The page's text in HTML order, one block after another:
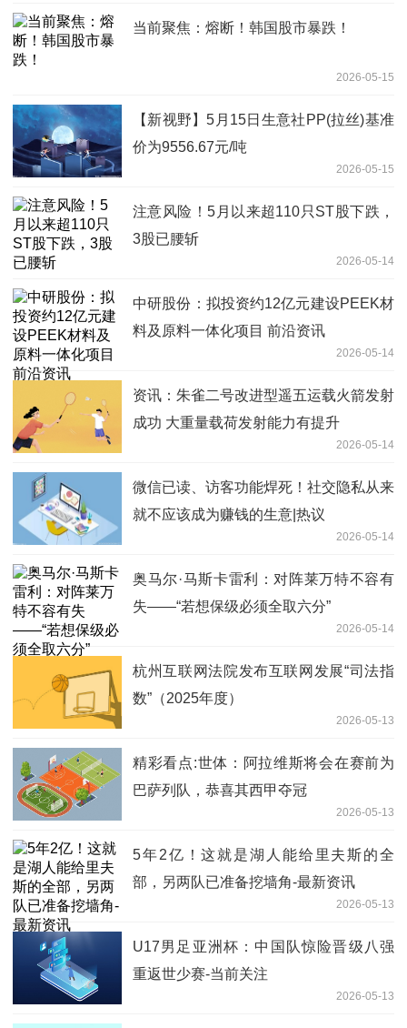
摘牌公告
当前聚焦：熔断！韩国股市暴跌！
2026-05-15
【新视野】5月15日生意社PP(拉丝)基准
价为9556.67元/吨
2026-05-15
注意风险！5月以来超110只ST股下跌，
3股已腰斩
2026-05-14
中研股份：拟投资约12亿元建设PEEK材
料及原料一体化项目 前沿资讯
2026-05-14
资讯：朱雀二号改进型遥五运载火箭发射
成功 大重量载荷发射能力有提升
2026-05-14
微信已读、访客功能焊死！社交隐私从来
就不应该成为赚钱的生意|热议
2026-05-14
奥马尔·马斯卡雷利：对阵莱万特不容有
失——“若想保级必须全取六分”
2026-05-14
杭州互联网法院发布互联网发展“司法指
数”（2025年度）
2026-05-13
精彩看点:世体：阿拉维斯将会在赛前为
巴萨列队，恭喜其西甲夺冠
2026-05-13
5年2亿！这就是湖人能给里夫斯的全
部，另两队已准备挖墙角-最新资讯
2026-05-13
U17男足亚洲杯：中国队惊险晋级八强
重返世少赛-当前关注
2026-05-13